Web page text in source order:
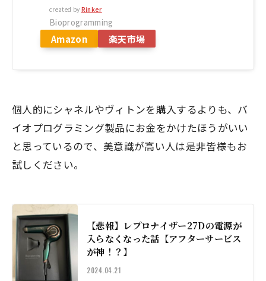
created by Rinker
Bioprogramming
Amazon 楽天市場
個人的にシャネルやヴィトンを購入するよりも、バ
イオプログラミング製品にお金をかけたほうがいい
と思っているので、美意識が高い人は是非皆様もお
試しください。
【悲報】レプロナイザー27Dの電源が
入らなくなった話【アフターサービス
が神！？】
2024.04.21